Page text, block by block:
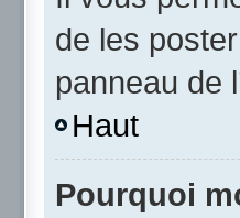
de les
panneau de
Haut
Pourquoi